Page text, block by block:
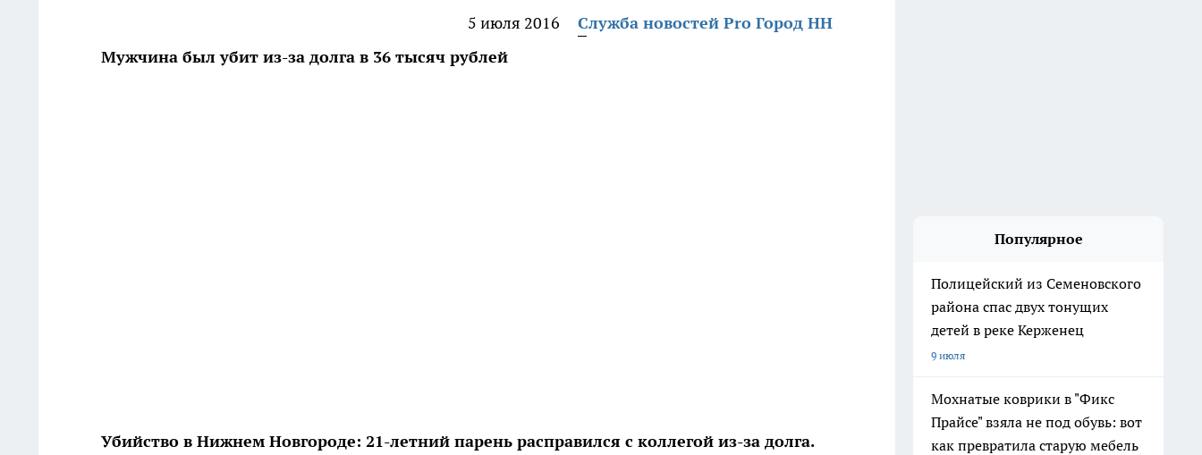
5 июля 2016
Служба новостей Pro Город НН
Мужчина был убит из-за долга в 36 тысяч рублей
Убийство в Нижнем Новгороде: 21-летний парень расправился с коллегой из-за долга.
Популярное
Полицейский из Семеновского
района спас двух тонущих
детей в реке Керженец
9 июля
Мохнатые коврики в "Фикс
Прайсе" взяла не под обувь: вот
как превратила старую мебель